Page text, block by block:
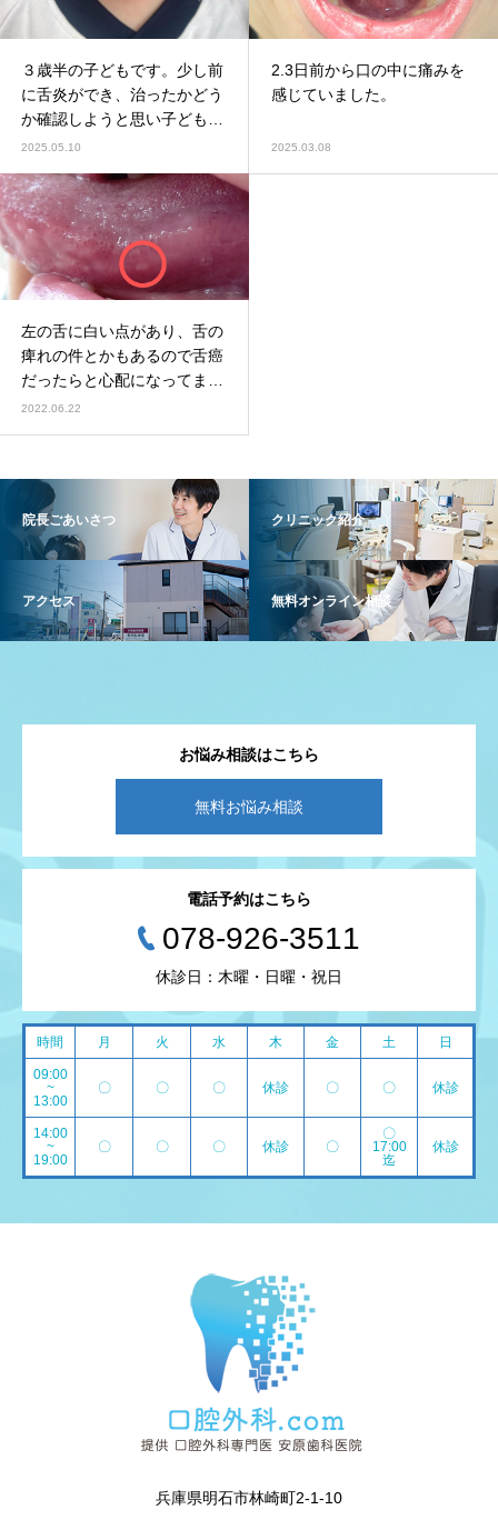
３歳半の子どもです。少し前
に舌炎ができ、治ったかどう
か確認しようと思い子どもに
舌を出してみて、と言ったと
のですが丸印を付けた右の箇
所が舌を動かすと盛り上がっ
て見えます。
2025.05.10
2.3日前から口の中に痛みを
感じていました。
2025.03.08
左の舌に白い点があり、舌の
痺れの件とかもあるので舌癌
だったらと心配になってま
す。
2022.06.22
院長ごあいさつ クリニック紹介
アクセス 無料オンライン相談
お悩み相談はこちら
無料お悩み相談
電話予約はこちら
078-926-3511
休診日：木曜・日曜・祝日
時間 月 火 水 木 金 土 日
09:00
~
13:00
〇 〇 〇 休診 〇 〇 休診
14:00
~
19:00
〇 〇 〇 休診 〇
〇
17:00
迄
休診
兵庫県明石市林崎町2-1-10